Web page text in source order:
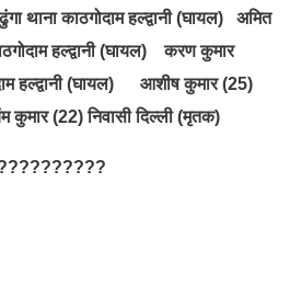
थाना काठगोदाम हल्द्वानी (घायल) अमित
हल्द्वानी (घायल) करण कुमार
हल्द्वानी (घायल) आशीष कुमार (25)
(22) निवासी दिल्ली (मृतक)